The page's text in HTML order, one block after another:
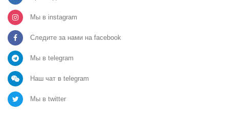
Мы в instagram
Следите за нами на facebook
Мы в telegram
Наш чат в telegram
Мы в twitter